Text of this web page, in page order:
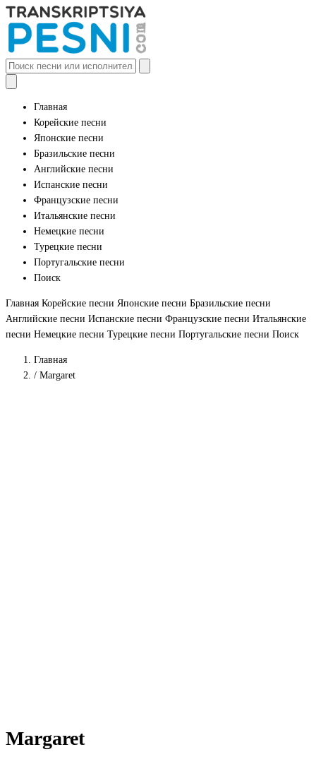
Главная
Корейские песни
Японские песни
Бразильские песни
Английские песни
Испанские песни
Французские песни
Итальянские песни
Немецкие песни
Турецкие песни
Португальские песни
Поиск
Главная Корейские песни Японские песни Бразильские песни
Английские песни Испанские песни Французские песни Итальянские
песни Немецкие песни Турецкие песни Португальские песни Поиск
Главная
/ Margaret
Margaret